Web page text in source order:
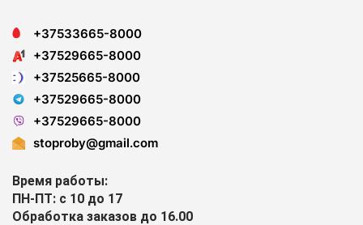
+37533665-8000
+37529665-8000
+37525665-8000
+37529665-8000
+37529665-8000
stoproby@gmail.com
Время работы:
ПН-ПТ: с 10 до 17
Обработка заказов до 16.00